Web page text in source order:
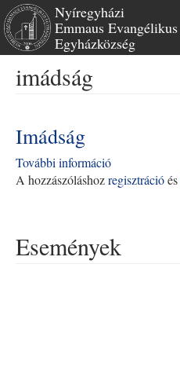
Ugrás
Nyíregyházi
Emmaus Evangélikus
Egyházközség
imádság
Imádság
További információ
tartalommal
A hozzászóláshozregisztrációés
Események